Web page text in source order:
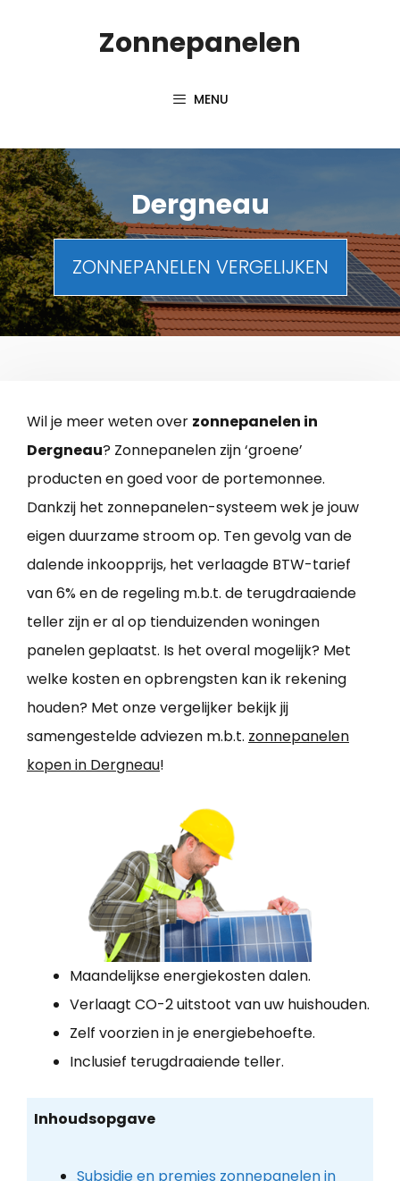
Zonnepanelen
MENU
Dergneau
ZONNEPANELEN VERGELIJKEN
Wil je meer weten over zonnepanelen in
Dergneau? Zonnepanelen zijn ‘groene’
producten en goed voor de portemonnee.
Dankzij het zonnepanelen-systeem wek je jouw
eigen duurzame stroom op. Ten gevolg van de
dalende inkoopprijs, het verlaagde BTW-tarief
van 6% en de regeling m.b.t. de terugdraaiende
teller zijn er al op tienduizenden woningen
panelen geplaatst. Is het overal mogelijk? Met
welke kosten en opbrengsten kan ik rekening
houden? Met onze vergelijker bekijk jij
samengestelde adviezen m.b.t. zonnepanelen
kopen in Dergneau!
Maandelijkse energiekosten dalen.
Verlaagt CO-2 uitstoot van uw huishouden.
Zelf voorzien in je energiebehoefte.
Inclusief terugdraaiende teller.
Inhoudsopgave
Subsidie en premies zonnepanelen in